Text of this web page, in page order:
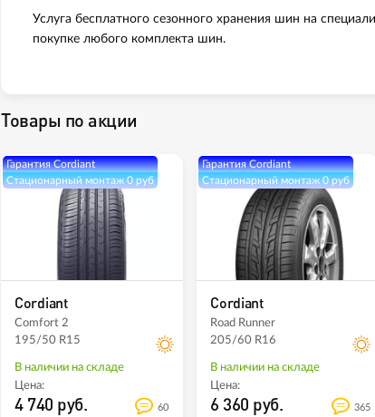
Услуга бесплатного сезонного хранения шин на
покупке любого комплекта шин.
Товары по акции
Гарантия Cordiant
Стационарный монтаж 0 руб
Cordiant
Comfort 2
195/50 R15
В наличии на складе
Цена:
4 740 руб. 60
Гарантия Cordiant
Стационарный монтаж 0 руб
Cordiant
Road Runner
205/60 R16
В наличии на складе
Цена:
6 360 руб. 365